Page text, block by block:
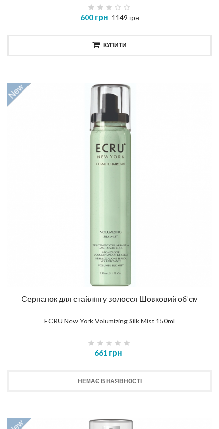
600 грн 1149 грн
КУПИТИ
Серпанок для стайлiнгу волосся Шовковий об’єм
ECRU New York Volumizing Silk Mist 150ml
661 грн
НЕМАЄ В НАЯВНОСТІ